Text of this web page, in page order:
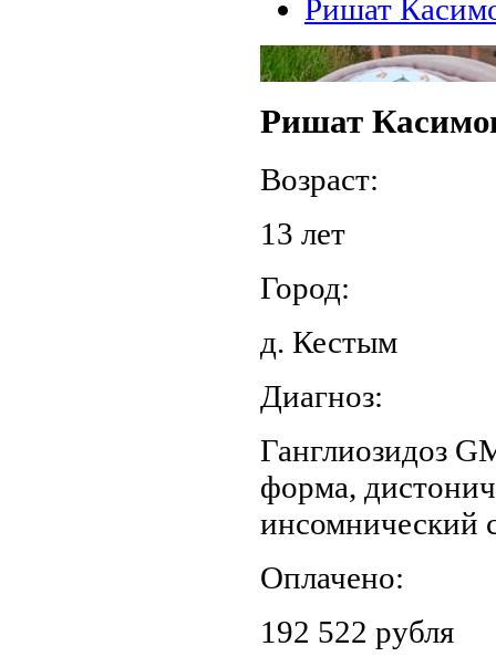
Ришат
Ришат
Возраст:
13 лет
Город:
д. Кестым
Диагноз:
Ганглиозидоз
форма,
инсомнический
Оплачено:
192 522 рубля